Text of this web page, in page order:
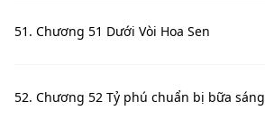
51. Chương 51 Dưới Vòi Hoa Sen
52. Chương 52 Tỷ phú chuẩn bị bữa sáng